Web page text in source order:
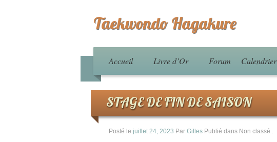
Taekwondo Hagakure
Accueil Livre d’Or Forum Calendrier
STAGE DE FIN DE SAISON
Posté le juillet 24, 2023 Par Gilles Publié dans Non classé .